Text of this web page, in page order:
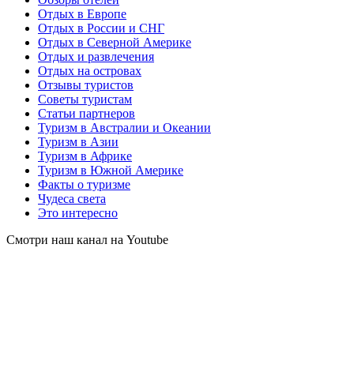
Отдых в Европе
Отдых в России и СНГ
Отдых в Северной Америке
Отдых и развлечения
Отдых на островах
Отзывы туристов
Советы туристам
Статьи партнеров
Туризм в Австралии и Океании
Туризм в Азии
Туризм в Африке
Туризм в Южной Америке
Факты о туризме
Чудеса света
Это интересно
Смотри наш канал на Youtube